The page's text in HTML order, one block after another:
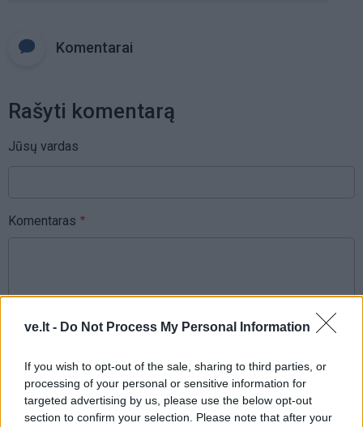
ve.lt - Do Not Process My Personal Information
If you wish to opt-out of the sale, sharing to third parties, or
processing of your personal or sensitive information for
targeted advertising by us, please use the below opt-out
section to confirm your selection. Please note that after your
Komentarai
Rašyti komentarą
Jūsų vardas
Komentaras
Sutinku sutaisyklėmis
This site is protected by
reCAPTCHA and the Google